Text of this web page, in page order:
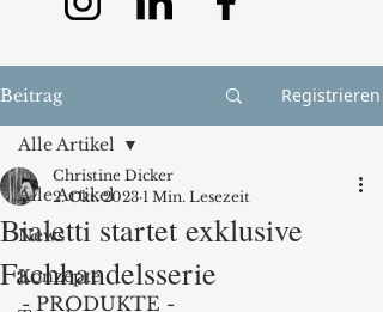
Beitrag Registrieren
Alle Artikel
News
Konzepte
Alle Artikel
Bialetti startet exklusive
Fachhandelsserie
Christine Dicker
2. Okt. 2023 1 Min. Lesezeit
- PRODUKTE -